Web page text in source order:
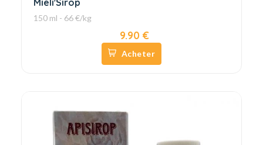
Mieli'Sirop
150 ml - 66 €/kg
9.90 €
Acheter